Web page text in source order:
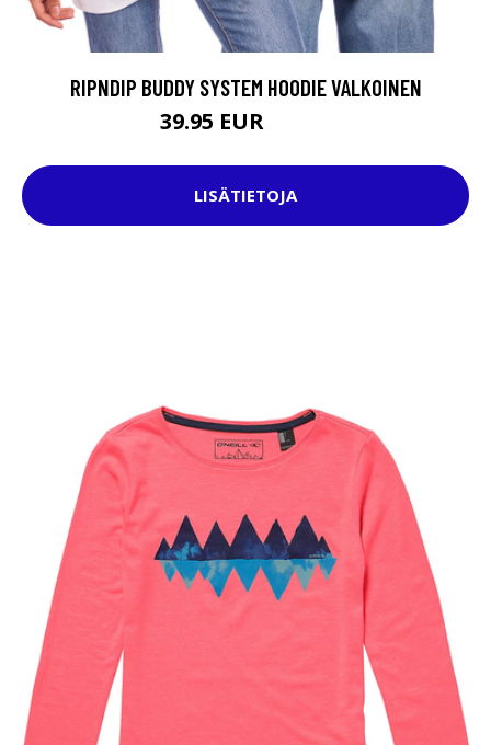
RIPNDIP BUDDY SYSTEM HOODIE VALKOINEN
39.95 EUR
LISÄTIETOJA